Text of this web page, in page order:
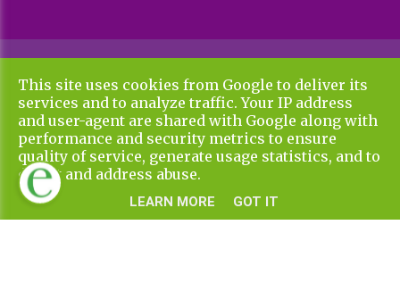
Algemene voorwaarden en privacy policy
UP-TO-DATE WebDesign
This site uses cookies from Google to deliver its
services and to analyze traffic. Your IP address
and user-agent are shared with Google along with
performance and security metrics to ensure
quality of service, generate usage statistics, and to
detect and address abuse.
LEARN MORE GOT IT